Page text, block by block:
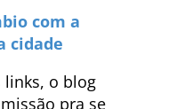
com a
cidade
links, o blog
pra se